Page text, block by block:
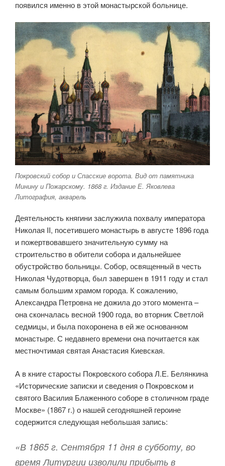
появился именно в этой монастырской больнице.
Покровский собор и Спасские ворота. Вид от памятника
Минину и Пожарскому. 1868 г. Издание Е. Яковлева
Литография, акварель
Деятельность княгини заслужила похвалу императора
Николая II, посетившего монастырь в августе 1896 года
и пожертвовавшего значительную сумму на
строительство в обители собора и дальнейшее
обустройство больницы. Собор, освященный в честь
Николая Чудотворца, был завершен в 1911 году и стал
самым большим храмом города. К сожалению,
Александра Петровна не дожила до этого момента –
она скончалась весной 1900 года, во вторник Светлой
седмицы, и была похоронена в ей же основанном
монастыре. С недавнего времени она почитается как
местночтимая святая Анастасия Киевская.
А в книге старосты Покровского собора Л.Е. Белянкина
«Исторические записки и сведения о Покровском и
святого Василия Блаженного соборе в столичном граде
Москве» (1867 г.) о нашей сегодняшней героине
содержится следующая небольшая запись:
«В 1865 г. Сентября 11 дня в субботу, во
время Литургии изволили прибыть в